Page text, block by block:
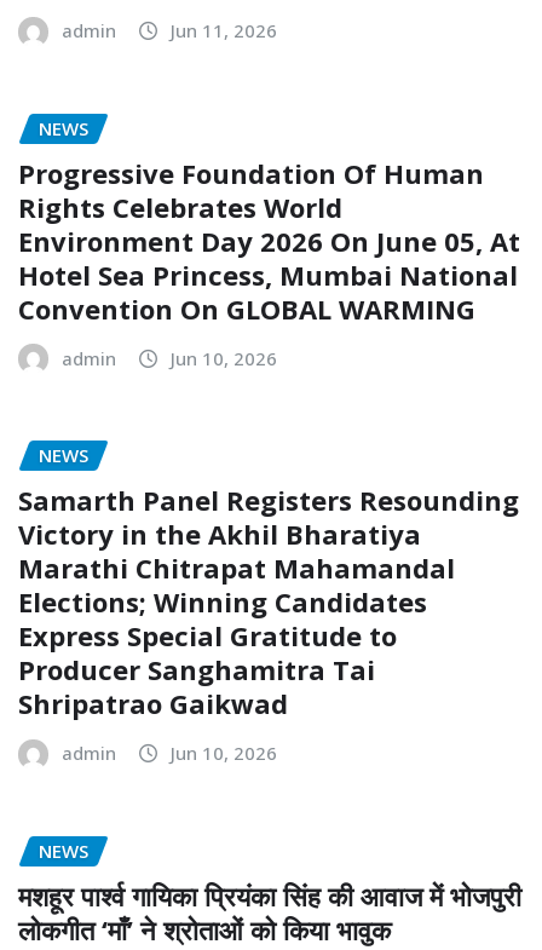
admin Jun 11, 2026
NEWS
Progressive Foundation Of Human
Rights Celebrates World
Environment Day 2026 On June 05, At
Hotel Sea Princess, Mumbai National
Convention On GLOBAL WARMING
admin Jun 10, 2026
NEWS
Samarth Panel Registers Resounding
Victory in the Akhil Bharatiya
Marathi Chitrapat Mahamandal
Elections; Winning Candidates
Express Special Gratitude to
Producer Sanghamitra Tai
Shripatrao Gaikwad
admin Jun 10, 2026
NEWS
मशहूर पार्श्व गायिका प्रियंका सिंह की आवाज में भोजपुरी
लोकगीत ‘माँ’ ने श्रोताओं को किया भावुक